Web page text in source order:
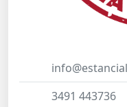
3491 443736